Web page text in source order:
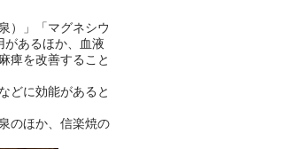
たの心のつぶや
師に相談するこ
ビスです。
員様なら、この特
）」「マグネシウ
があるほか、血液
痺を改善すること
どに効能があると
のほか、信楽焼の